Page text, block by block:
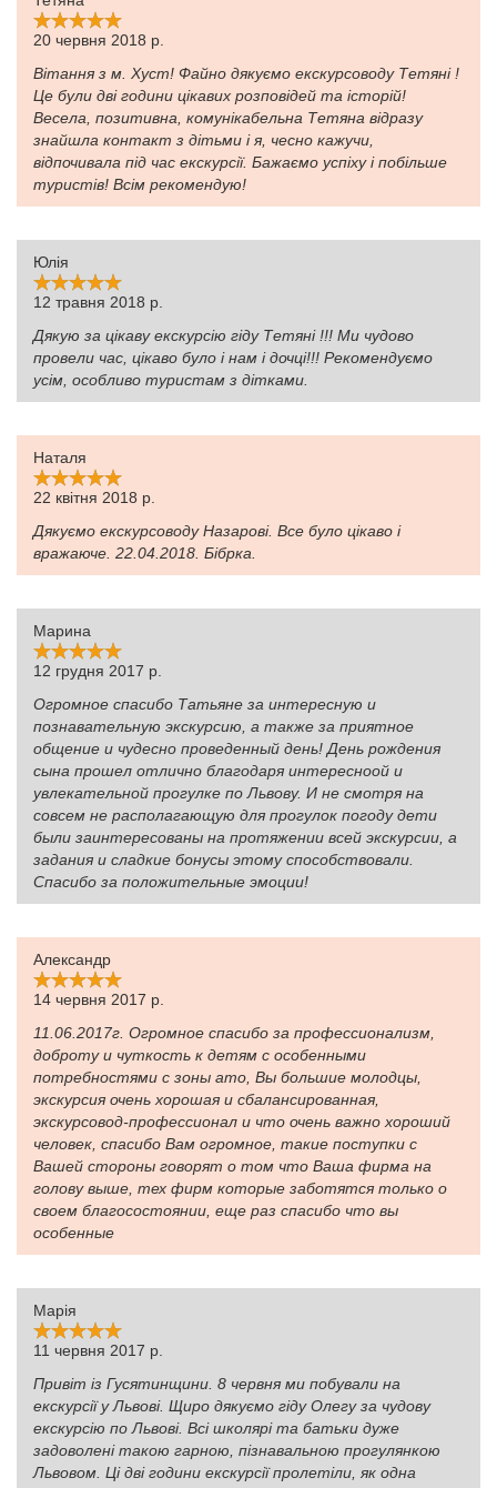
20 червня 2018 р.
Вітання з м. Хуст! Файно дякуємо екскурсоводу Тетяні !
Це були дві години цікавих розповідей та історій!
Весела, позитивна, комунікабельна Тетяна відразу
знайшла контакт з дітьми і я, чесно кажучи,
відпочивала під час екскурсії. Бажаємо успіху і побільше
туристів! Всім рекомендую!
Юлія
12 травня 2018 р.
Дякую за цікаву екскурсію гіду Тетяні !!! Ми чудово
провели час, цікаво було і нам і дочці!!! Рекомендуємо
усім, особливо туристам з дітками.
Наталя
22 квітня 2018 р.
Дякуємо екскурсоводу Назарові. Все було цікаво і
вражаюче. 22.04.2018. Бібрка.
Марина
12 грудня 2017 р.
Огромное спасибо Татьяне за интересную и
познавательную экскурсию, а также за приятное
общение и чудесно проведенный день! День рождения
сына прошел отлично благодаря интересноой и
увлекательной прогулке по Львову. И не смотря на
совсем не располагающую для прогулок погоду дети
были заинтересованы на протяжении всей экскурсии, а
задания и сладкие бонусы этому способствовали.
Спасибо за положительные эмоции!
Александр
14 червня 2017 р.
11.06.2017г. Огромное спасибо за профессионализм,
доброту и чуткость к детям с особенными
потребностями с зоны ато, Вы большие молодцы,
экскурсия очень хорошая и сбалансированная,
экскурсовод-профессионал и что очень важно хороший
человек, спасибо Вам огромное, такие поступки с
Вашей стороны говорят о том что Ваша фирма на
голову выше, тех фирм которые заботятся только о
своем благосостоянии, еще раз спасибо что вы
особенные
Марія
11 червня 2017 р.
Привіт із Гусятинщини. 8 червня ми побували на
екскурсії у Львові. Щиро дякуємо гіду Олегу за чудову
екскурсію по Львові. Всі школярі та батьки дуже
задоволені такою гарною, пізнавальною прогулянкою
Львовом. Ці дві години екскурсії пролетіли, як одна